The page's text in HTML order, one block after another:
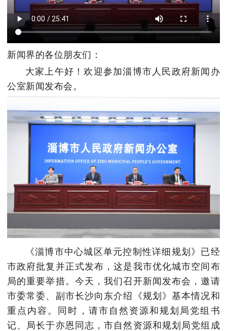
新闻界的各位朋友们：
大家上午好！欢迎参加淄博市人民政府新闻办
公室新闻发布会。
《淄博市中心城区单元控制性详细规划》已经
市政府批复并正式发布，这是我市优化城市空间布
局的重要举措。今天，我们召开新闻发布会，邀请
市委常委、副市长沙向东介绍《规划》基本情况和
重点内容。同时，请市自然资源和规划局党组书
记、局长于亦恩同志，市自然资源和规划局党组成